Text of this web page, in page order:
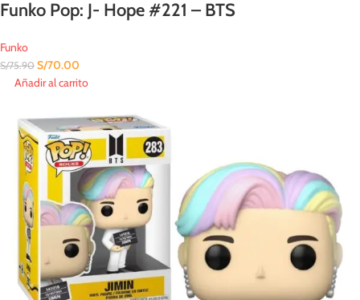
Funko Pop: J- Hope #221 – BTS
Funko
S/75.90 S/70.00
Añadir al carrito